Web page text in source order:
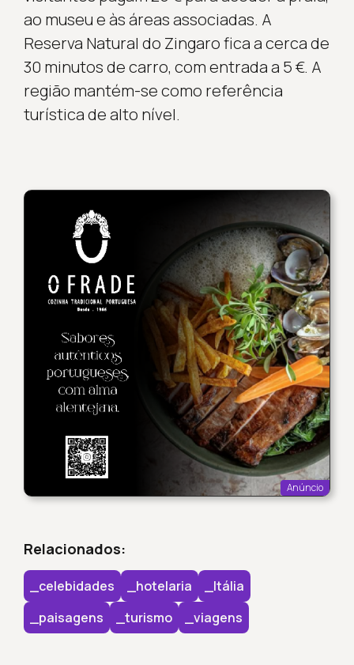
ao museu e às áreas associadas. A
Reserva Natural do Zingaro fica a cerca de
30 minutos de carro, com entrada a 5 €. A
região mantém-se como referência
turística de alto nível.
Anúncio
Relacionados:
_celebidades _hotelaria
_Itália
_paisagens
_turismo _viagens